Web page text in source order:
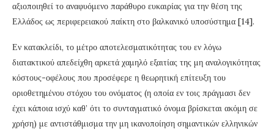
αξιοποιηθεί το αναφυόμενο παράθυρο ευκαιρίας για την θέση της
Ελλάδος ως περιφερειακού παίκτη στο βαλκανικό υποσύστημα [14].
Εν κατακλείδι, το μέτρο αποτελεσματικότητας του εν λόγω
διατακτικού απεδείχθη αρκετά χαμηλό εξαιτίας της μη αναλογικότητας
κόστους-οφέλους που προσέφερε η θεωρητική επίτευξη του
οριοθετημένου στόχου του ονόματος (η οποία εν τοις πράγμασι δεν
έχει κάποια ισχύ καθ’ ότι το συνταγματικό όνομα βρίσκεται ακόμη σε
χρήση) με αντιστάθμισμα την μη ικανοποίηση σημαντικών ελληνικών